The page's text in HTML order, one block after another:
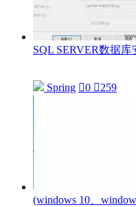
SQL SERVER数据
Spring 0 259
(windows 10、